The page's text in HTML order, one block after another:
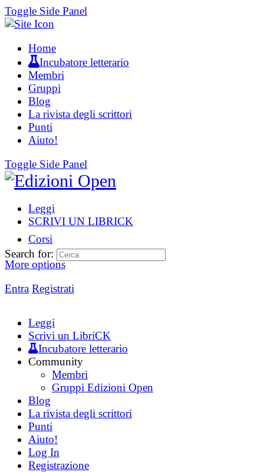
Toggle Side Panel
Home
Incubatore letterario
Membri
Gruppi
Blog
La rivista degli scrittori
Punti
Aiuto!
Toggle Side Panel
Leggi
SCRIVI UN LIBRICK
Corsi
More options
Entra Registrati
Search for:
Leggi
Scrivi un LibriCK
Incubatore letterario
Community
Membri
Gruppi Edizioni Open
Blog
La rivista degli scrittori
Punti
Aiuto!
Log In
Registrazione